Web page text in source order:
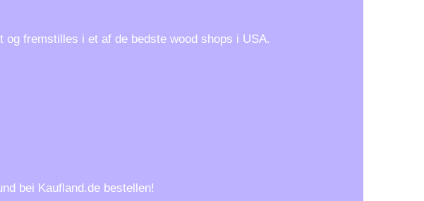
fremstilles i et af de bedste wood shops i USA.
bei Kaufland.de bestellen!